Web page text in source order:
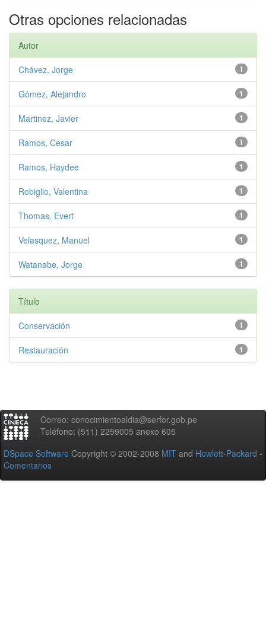
Otras opciones relacionadas
Autor
1
Chávez, Jorge
1
Gómez, Alejandro
1
Martinez, Javier
1
Ramos, Cesar
1
Ramos, Haydee
1
Robiglio, Valentina
1
Thomas, Evert
1
Velasquez, Manuel
1
Watanabe, Jorge
Título
1
Conservación
1
Restauración
Correo: conocimientoaldia@serfor.gob.pe
Teléfono: (511) 2259005 anexo 605
DSpace Software Copyright © 2002-2008 MIT and Hewlett-Packard -
Comentarios